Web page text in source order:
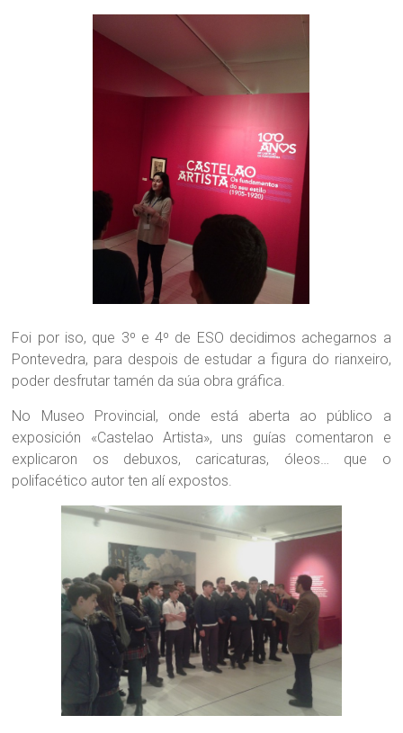
Foi por iso, que 3º e 4º de ESO decidimos achegarnos a
Pontevedra, para despois de estudar a figura do rianxeiro,
poder desfrutar tamén da súa obra gráfica.
No Museo Provincial, onde está aberta ao público a
exposición «Castelao Artista», uns guías comentaron e
explicaron os debuxos, caricaturas, óleos… que o
polifacético autor ten alí expostos.